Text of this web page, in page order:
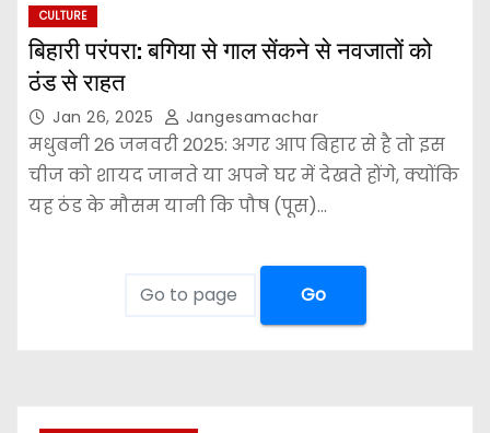
CULTURE
बिहारी परंपरा: बगिया से गाल सेंकने से नवजातों को
ठंड से राहत
Jan 26, 2025 Jangesamachar
मधुबनी 26 जनवरी 2025: अगर आप बिहार से है तो इस
चीज को शायद जानते या अपने घर में देखते होंगे, क्योंकि
यह ठंड के मौसम यानी कि पौष (पूस)…
Go